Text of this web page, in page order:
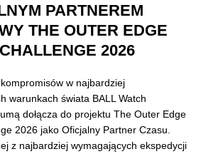
PARTNEREM
THE OUTER EDGE
2026
w najbardziej
warunkach świata BALL Watch
dołącza do projektu The Outer Edge
2026 jako Oficjalny Partner Czasu.
z najbardziej wymagających ekspedycji